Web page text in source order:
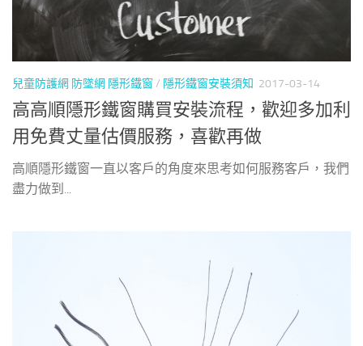
兒童防護網 防墜網 隱形鐵窗/ 隱形鐵窗安裝須知 2017-03-14
高高順隱形鐵窗購買安裝流程，歡迎多加利
用免費丈量估價服務，喜歡再做
高順隱形鐵窗一直以客戶的角度來思考如何服務客戶，我們
盡力做到...